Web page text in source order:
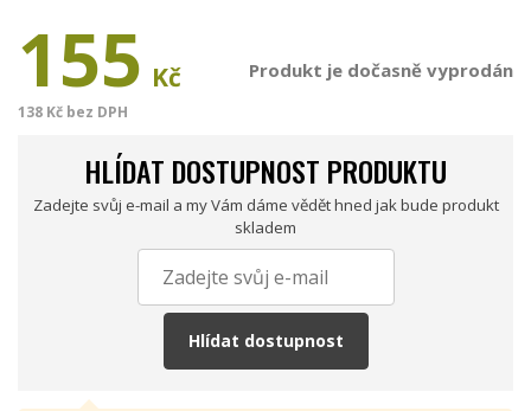
155 Kč
138 Kč bez DPH
Produkt je dočasně vyprodán
HLÍDAT DOSTUPNOST PRODUKTU
Zadejte svůj e-mail a my Vám dáme vědět hned jak bude produkt
skladem
Hlídat dostupnost